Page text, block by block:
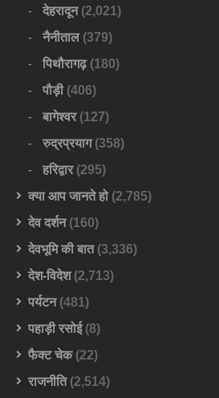
देहरादून(2,021)
नैनीताल(379)
पिथौरागढ़(180)
पौड़ी(406)
बागेश्वर(127)
रुद्रप्रयाग(358)
हरिद्वार(295)
क्या आप जानते हो(2,785)
देव दर्शन(160)
देवभूमि की बात(3,336)
देश-विदेश(2,713)
पर्यटन(481)
पहाड़ी रसोई(8)
फैक्ट चेक(22)
राजनीति(2,514)